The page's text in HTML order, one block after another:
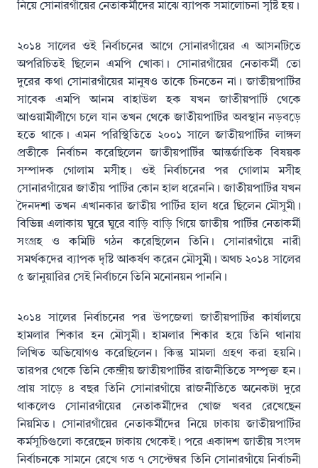
নিয়ে সোনারগাঁয়ের নেতাকর্মীদের মাঝে ব্যাপক সমালোচনা সৃষ্টি হয়।
২০১৪ সালের ওই নির্বাচনের আগে সোনারগাঁয়ের এ আসনটিতে
অপরিচিতই ছিলেন এমপি খোকা। সোনারগাঁয়ের নেতাকর্মী তো
দুরের কথা সোনারগাঁয়ের মানুষও তাকে চিনতেন না। জাতীয়পার্টির
সাবেক এমপি আনম বাহাউল হক যখন জাতীয়পার্টি থেকে
আওয়ামীলীগে চলে যান তখন থেকে জাতীয়পার্টির অবস্থান নড়বড়ে
হতে থাকে। এমন পরিস্থিতিতে ২০০১ সালে জাতীয়পার্টির লাঙ্গল
প্রতীকে নির্বাচন করেছিলেন জাতীয়পার্টির আন্তর্জাতিক বিষয়ক
সম্পাদক গোলাম মসীহ। ওই নির্বাচনের পর গোলাম মসীহ
সোনারগাঁয়ের জাতীয় পার্টির কোন হাল ধরেননি। জাতীয়পার্টির যখন
দৈনদশা তখন এখানকার জাতীয় পার্টির হাল ধরে ছিলেন মৌসুমী।
বিভিন্ন এলাকায় ঘুরে ঘুরে বাড়ি বাড়ি গিয়ে জাতীয় পার্টির নেতাকর্মী
সংগ্রহ ও কমিটি গঠন করেছিলেন তিনি। সোনারগাঁয়ে নারী
সমর্থকদের ব্যাপক দৃষ্টি আকর্ষণ করেন মৌসুুমী। অথচ ২০১৪ সালের
৫ জানুয়ারির সেই নির্বাচনে তিনি মনোনয়ন পাননি।
২০১৪ সালের নির্বাচনের পর উপজেলা জাতীয়পার্টির কার্যালয়ে
হামলার শিকার হন মৌসুমী। হামলার শিকার হয়ে তিনি থানায়
লিখিত অভিযোগও করেছিলেন। কিন্তু মামলা গ্রহণ করা হয়নি।
তারপর থেকে তিনি কেন্দ্রীয় জাতীয়পার্টির রাজনীতিতে সম্পৃক্ত হন।
প্রায় সাড়ে ৪ বছর তিনি সোনারগাঁয়ে রাজনীতিতে অনেকটা দুরে
থাকলেও সোনারগাঁয়ের নেতাকর্মীদের খোজ খবর রেখেছেন
নিয়মিত। সোনারগাঁয়ের নেতাকর্মীদের নিয়ে ঢাকায় জাতীয়পার্টির
কর্মসূচিগুলো করেছেন ঢাকায় থেকেই। পরে একাদশ জাতীয় সংসদ
নির্বাচনকে সামনে রেখে গত ৭ সেপ্টেম্বর তিনি সোনারগাঁয়ে নির্বাচনী